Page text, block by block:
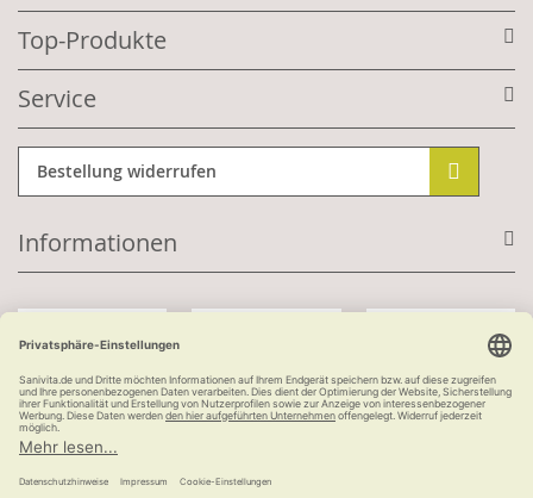
Top-Produkte
Service
Bestellung widerrufen
Informationen
Kauf auf Rechnung